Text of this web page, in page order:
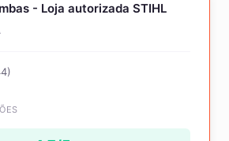
- Loja autorizada STIHL